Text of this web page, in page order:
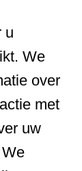
u
We
over
met
uw